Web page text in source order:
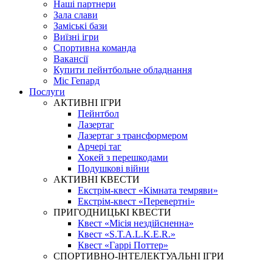
Наші партнери
Зала слави
Заміські бази
Виїзні ігри
Спортивна команда
Вакансії
Купити пейнтбольне обладнання
Міс Гепард
Послуги
АКТИВНІ ІГРИ
Пейнтбол
Лазертаг
Лазертаг з трансформером
Арчері таг
Хокей з перешкодами
Подушкові війни
АКТИВНІ КВЕСТИ
Екстрім-квест «Кімната темряви»
Екстрім-квест «Перевертні»
ПРИГОДНИЦЬКІ КВЕСТИ
Квест «Місія нездійсненна»
Квест «S.T.A.L.K.E.R.»
Квест «Гаррі Поттер»
СПОРТИВНО-ІНТЕЛЕКТУАЛЬНІ ІГРИ